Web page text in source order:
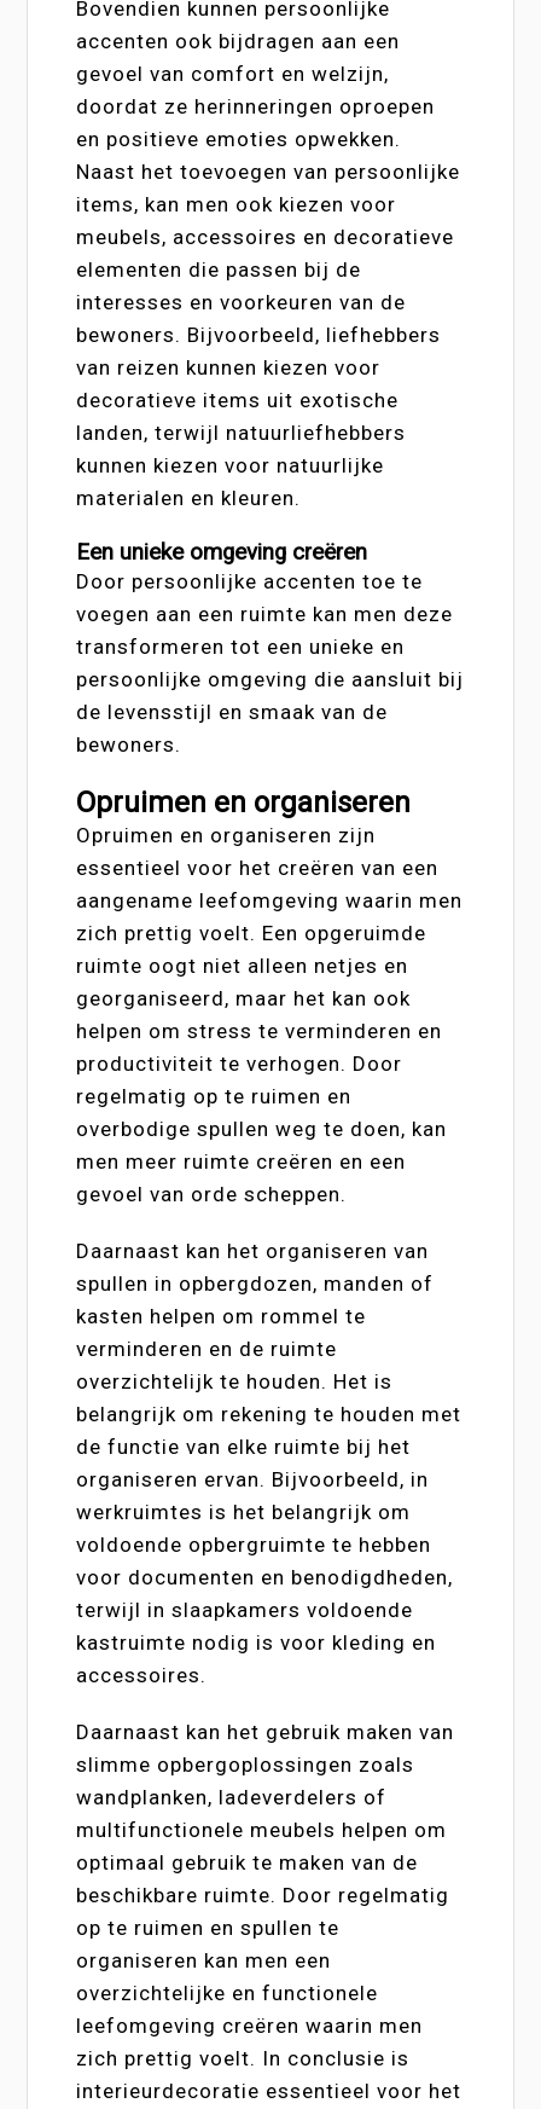
Bovendien kunnen persoonlijke
accenten ook bijdragen aan een
gevoel van comfort en welzijn,
doordat ze herinneringen oproepen
en positieve emoties opwekken.
Naast het toevoegen van persoonlijke
items, kan men ook kiezen voor
meubels, accessoires en decoratieve
elementen die passen bij de
interesses en voorkeuren van de
bewoners. Bijvoorbeeld, liefhebbers
van reizen kunnen kiezen voor
decoratieve items uit exotische
landen, terwijl natuurliefhebbers
kunnen kiezen voor natuurlijke
materialen en kleuren.
Een unieke omgeving creëren
Door persoonlijke accenten toe te
voegen aan een ruimte kan men deze
transformeren tot een unieke en
persoonlijke omgeving die aansluit bij
de levensstijl en smaak van de
bewoners.
Opruimen en organiseren
Opruimen en organiseren zijn
essentieel voor het creëren van een
aangename leefomgeving waarin men
zich prettig voelt. Een opgeruimde
ruimte oogt niet alleen netjes en
georganiseerd, maar het kan ook
helpen om stress te verminderen en
productiviteit te verhogen. Door
regelmatig op te ruimen en
overbodige spullen weg te doen, kan
men meer ruimte creëren en een
gevoel van orde scheppen.
Daarnaast kan het organiseren van
spullen in opbergdozen, manden of
kasten helpen om rommel te
verminderen en de ruimte
overzichtelijk te houden. Het is
belangrijk om rekening te houden met
de functie van elke ruimte bij het
organiseren ervan. Bijvoorbeeld, in
werkruimtes is het belangrijk om
voldoende opbergruimte te hebben
voor documenten en benodigdheden,
terwijl in slaapkamers voldoende
kastruimte nodig is voor kleding en
accessoires.
Daarnaast kan het gebruik maken van
slimme opbergoplossingen zoals
wandplanken, ladeverdelers of
multifunctionele meubels helpen om
optimaal gebruik te maken van de
beschikbare ruimte. Door regelmatig
op te ruimen en spullen te
organiseren kan men een
overzichtelijke en functionele
leefomgeving creëren waarin men
zich prettig voelt. In conclusie is
interieurdecoratie essentieel voor het